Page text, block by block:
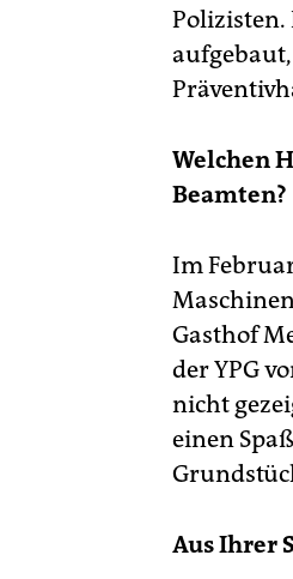
Polizisten.
Welchen
Beamten?
Im
Gasthof
der YPG
nicht
einen
Aus Ihrer